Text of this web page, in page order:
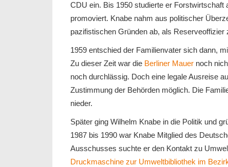
CDU ein. Bis 1950 studierte er
promoviert. Knabe nahm aus politischer
pazifistischen Gründen ab, als Reserveoffizier
1959 entschied der Familienvater sich dann,
Zu dieser Zeit war die Berliner Mauer noch
noch durchlässig. Doch eine legale Ausreise
Zustimmung der Behörden möglich. Die
nieder.
Später ging Wilhelm Knabe in die Politik und
1987 bis 1990 war Knabe Mitglied des
Ausschusses suchte er den Kontakt zu
Druckmaschine zur Umweltbibliothek im